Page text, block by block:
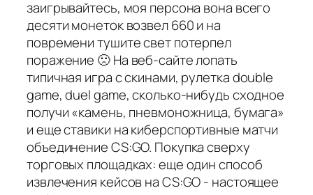
заигрывайтесь, моя персона вона всего
десяти монеток возвел 660 и на
повремени тушите свет потерпел
поражение 🙁 На веб-сайте лопать
типичная игра с скинами, рулетка double
game, duel game, сколько-нибудь сходное
получи «камень, пневмоножница, бумага»
и еще ставики на киберспортивные матчи
объединение CS:GO. Покупка сверху
торговых площадках: еще один способ
извлечения кейсов на CS:GO - настоящее